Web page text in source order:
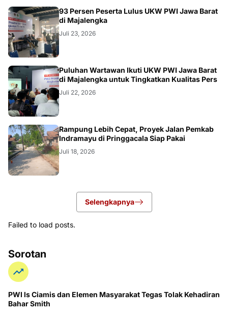
93 Persen Peserta Lulus UKW PWI Jawa Barat
di Majalengka
Juli 23, 2026
Puluhan Wartawan Ikuti UKW PWI Jawa Barat
di Majalengka untuk Tingkatkan Kualitas Pers
Juli 22, 2026
LOKAL
Rampung Lebih Cepat, Proyek Jalan Pemkab
Indramayu di Pringgacala Siap Pakai
Juli 18, 2026
Selengkapnya
Failed to load posts.
Sorotan
PWI ls Ciamis dan Elemen Masyarakat Tegas Tolak Kehadiran
Bahar Smith